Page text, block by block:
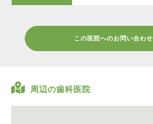
この医院へのお問い合わせ
周辺の歯科医院